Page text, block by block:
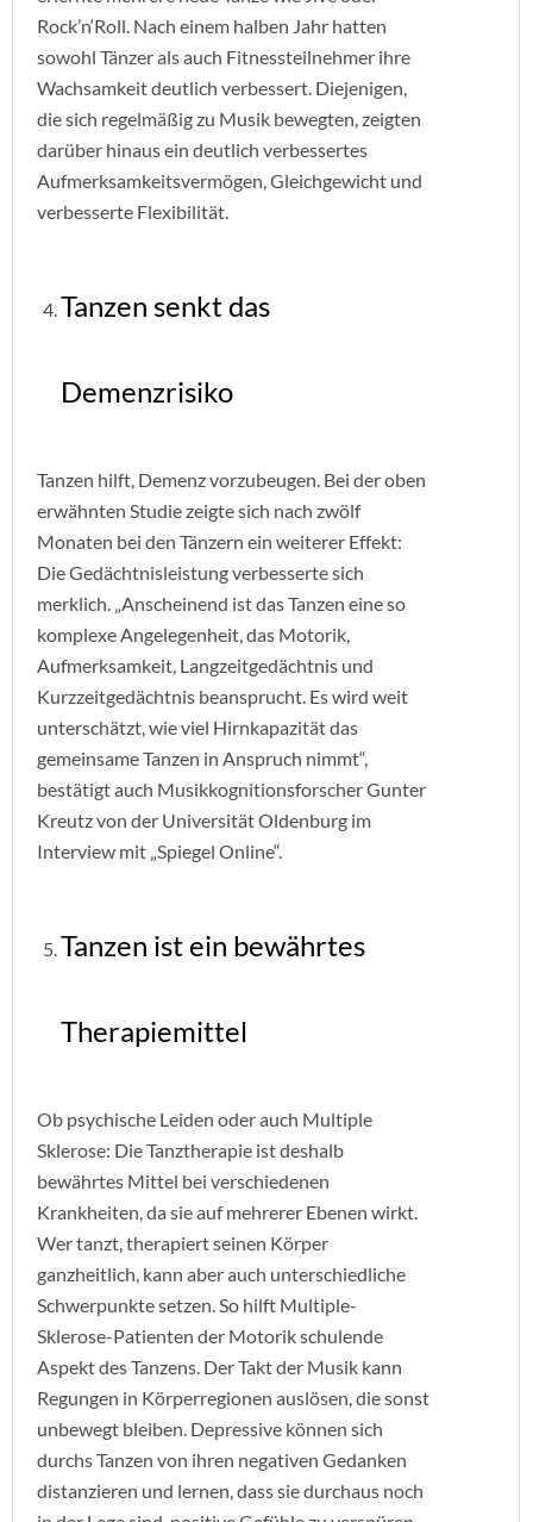
Rock’n‘Roll. Nach einem halben Jahr hatten
sowohl Tänzer als auch Fitnessteilnehmer ihre
Wachsamkeit deutlich verbessert. Diejenigen,
die sich regelmäßig zu Musik bewegten, zeigten
darüber hinaus ein deutlich verbessertes
Aufmerksamkeitsvermögen, Gleichgewicht und
verbesserte Flexibilität.
Tanzen senkt das
Demenzrisiko
Tanzen hilft, Demenz vorzubeugen. Bei der oben
erwähnten Studie zeigte sich nach zwölf
Monaten bei den Tänzern ein weiterer Effekt:
Die Gedächtnisleistung verbesserte sich
merklich. „Anscheinend ist das Tanzen eine so
komplexe Angelegenheit, das Motorik,
Aufmerksamkeit, Langzeitgedächtnis und
Kurzzeitgedächtnis beansprucht. Es wird weit
unterschätzt, wie viel Hirnkapazität das
gemeinsame Tanzen in Anspruch nimmt“,
bestätigt auch Musikkognitionsforscher Gunter
Kreutz von der Universität Oldenburg im
Interview mit „Spiegel Online“.
Tanzen ist ein bewährtes
Therapiemittel
Ob psychische Leiden oder auch Multiple
Sklerose: Die Tanztherapie ist deshalb
bewährtes Mittel bei verschiedenen
Krankheiten, da sie auf mehrerer Ebenen wirkt.
Wer tanzt, therapiert seinen Körper
ganzheitlich, kann aber auch unterschiedliche
Schwerpunkte setzen. So hilft Multiple-
Sklerose-Patienten der Motorik schulende
Aspekt des Tanzens. Der Takt der Musik kann
Regungen in Körperregionen auslösen, die sonst
unbewegt bleiben. Depressive können sich
durchs Tanzen von ihren negativen Gedanken
distanzieren und lernen, dass sie durchaus noch